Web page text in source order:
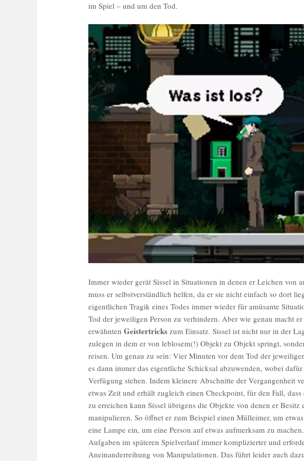
im Spiel – und um den Tod.
Immer wieder gerät Sissel in Situationen in denen er Leichen von
muss er selbstverständlich helfen, da er sie nicht einfach so dort
eigentlichen Tragik eines Todes immer wieder für amüsante
Tod der jeweiligen Person zu verhindern. Aber wie genau macht
erwähntenGeistertricks zum Einsatz. Sissel ist nicht nur in der
zulegen in dem er von leblosem(!) Objekt zu Objekt springt,
reisen. Um genau zu sein: Vier Minuten vor dem Tod der
es dann immer das eigentliche Schicksal abzuwenden, wobei
Verfügung stehen. Indem kleinere Abschnitte der Vergangenheit
etwas Zeit und erhält zugleich einen Checkpoint, für den Fall,
zu erreichen kann Sissel übrigens die Objekte von denen er Besitz
manipulieren. So öffnet er zum Beispiel einen Mülleimer, um
eine Lampe ein, um eine Person auf etwas aufmerksam zu
Aufgaben im späteren Spielverlauf immer komplizierter und
Aneinanderreihung von Manipulationen. Das führt leider auch